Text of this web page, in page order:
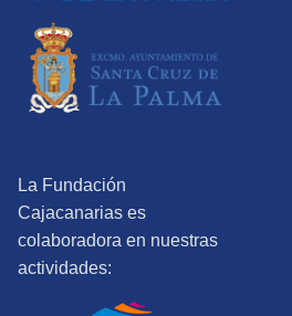
La Fundación
Cajacanarias es
colaboradora en nuestras
actividades: